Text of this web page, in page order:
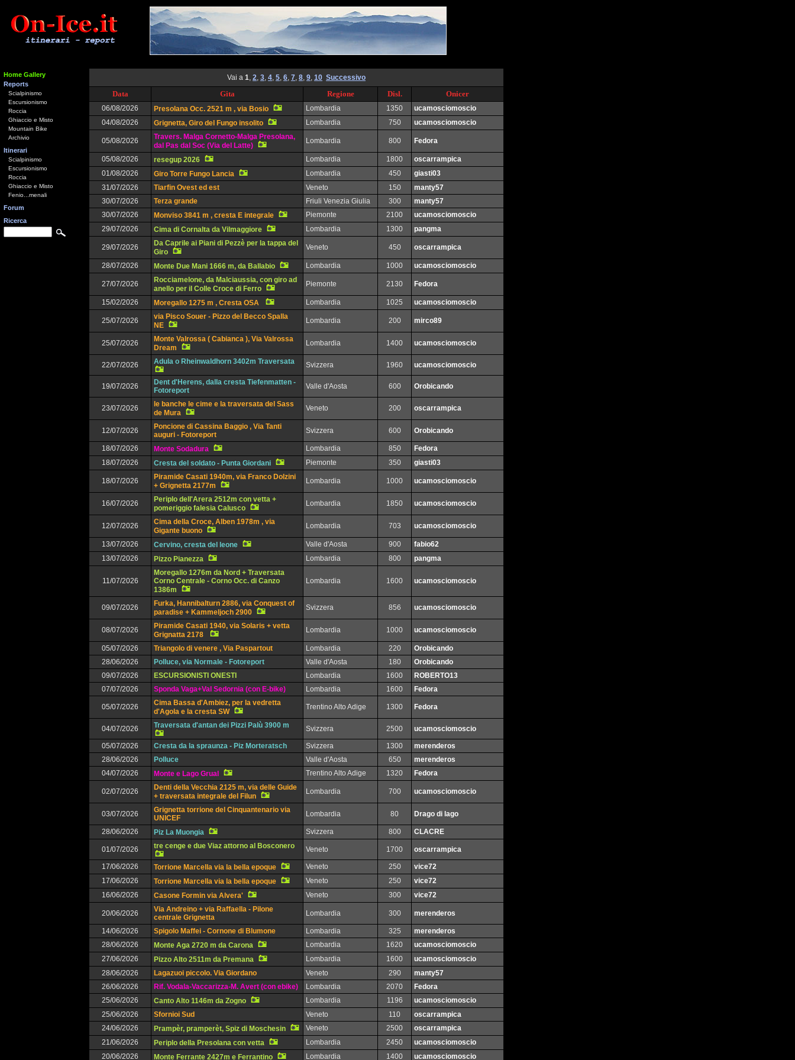
Home Gallery
Reports
Scialpinismo
Escursionismo
Roccia
Ghiaccio e Misto
Mountain Bike
Archivio
Itinerari
Scialpinismo
Escursionismo
Roccia
Ghiaccio e Misto
Fenio...menali
Forum
Ricerca
Vai a 1, 2, 3, 4, 5, 6, 7, 8, 9, 10 Successivo
Data Gita Regione Disl. Onicer
06/08/2026 Presolana Occ. 2521 m , via Bosio Lombardia 1350
ucamosciomoscio
04/08/2026
Grignetta, Giro del Fungo insolito Lombardia 750 ucamosciomoscio
05/08/2026
Travers. Malga Cornetto-Malga Presolana,
dal Pas dal Soc (Via del Latte)
Lombardia 800 Fedora
05/08/2026 resegup 2026 Lombardia 1800
oscarrampica
01/08/2026
Giro Torre Fungo Lancia Lombardia 450
giasti03
31/07/2026
Tiarfin Ovest ed est Veneto 150
manty57
30/07/2026
Terza grande Friuli Venezia Giulia 300
manty57
30/07/2026
Monviso 3841 m , cresta E integrale Piemonte 2100
ucamosciomoscio
29/07/2026
Cima di Cornalta da Vilmaggiore Lombardia 1300 pangma
29/07/2026
Da Caprile ai Piani di Pezzè per la tappa del
Giro
Veneto 450 oscarrampica
28/07/2026 Monte Due Mani 1666 m, da Ballabio Lombardia 1000 ucamosciomoscio
27/07/2026
Rocciamelone, da Malciaussia, con giro ad
anello per il Colle Croce di Ferro
Piemonte 2130 Fedora
15/02/2026 Moregallo 1275 m , Cresta OSA Lombardia 1025 ucamosciomoscio
25/07/2026
via Pisco Souer - Pizzo del Becco Spalla
NE
Lombardia 200 mirco89
25/07/2026
Monte Valrossa ( Cabianca ), Via Valrossa
Dream
Lombardia 1400 ucamosciomoscio
22/07/2026 Adula o Rheinwaldhorn 3402m Traversata Svizzera 1960 ucamosciomoscio
19/07/2026
Dent d'Herens, dalla cresta Tiefenmatten -
Fotoreport
Valle d'Aosta 600 Orobicando
23/07/2026
le banche le cime e la traversata del Sass
de Mura
Veneto 200 oscarrampica
12/07/2026
Poncione di Cassina Baggio , Via Tanti
auguri - Fotoreport
Svizzera 600 Orobicando
18/07/2026 Monte Sodadura Lombardia 850
Fedora
18/07/2026
Cresta del soldato - Punta Giordani Piemonte 350 giasti03
18/07/2026
Piramide Casati 1940m, via Franco Dolzini
+ Grignetta 2177m
Lombardia 1000 ucamosciomoscio
16/07/2026
Periplo dell'Arera 2512m con vetta +
pomeriggio falesia Calusco
Lombardia 1850 ucamosciomoscio
12/07/2026
Cima della Croce, Alben 1978m , via
Gigante buono
Lombardia 703 ucamosciomoscio
13/07/2026 Cervino, cresta del leone Valle d'Aosta 900
fabio62
13/07/2026
Pizzo Pianezza Lombardia 800 pangma
11/07/2026
Moregallo 1276m da Nord + Traversata
Corno Centrale - Corno Occ. di Canzo
1386m
Lombardia 1600 ucamosciomoscio
09/07/2026
Furka, Hannibalturn 2886, via Conquest of
paradise + Kammeljoch 2900
Svizzera 856 ucamosciomoscio
08/07/2026
Piramide Casati 1940, via Solaris + vetta
Grignatta 2178
Lombardia 1000 ucamosciomoscio
05/07/2026 Triangolo di venere , Via Paspartout Lombardia 220
Orobicando
28/06/2026
Polluce, via Normale - Fotoreport Valle d'Aosta 180
Orobicando
09/07/2026
ESCURSIONISTI ONESTI Lombardia 1600
ROBERTO13
07/07/2026
Sponda Vaga+Val Sedornia (con E-bike) Lombardia 1600 Fedora
05/07/2026
Cima Bassa d'Ambiez, per la vedretta
d'Agola e la cresta SW
Trentino Alto Adige 1300 Fedora
04/07/2026 Traversata d'antan dei Pizzi Palù 3900 m Svizzera 2500 ucamosciomoscio
05/07/2026 Cresta da la spraunza - Piz Morteratsch Svizzera 1300
merenderos
28/06/2026
Polluce Valle d'Aosta 650
merenderos
04/07/2026
Monte e Lago Grual Trentino Alto Adige 1320 Fedora
02/07/2026
Denti della Vecchia 2125 m, via delle Guide
+ traversata integrale del Filun
Lombardia 700 ucamosciomoscio
03/07/2026
Grignetta torrione del Cinquantenario via
UNICEF
Lombardia 80 Drago di lago
28/06/2026 Piz La Muongia Svizzera 800 CLACRE
01/07/2026 tre cenge e due Viaz attorno al Bosconero Veneto 1700 oscarrampica
17/06/2026 Torrione Marcella via la bella epoque Veneto 250
vice72
17/06/2026
Torrione Marcella via la bella epoque Veneto 250
vice72
16/06/2026
Casone Formin via Alvera' Veneto 300 vice72
20/06/2026
Via Andreino + via Raffaella - Pilone
centrale Grignetta
Lombardia 300 merenderos
14/06/2026 Spigolo Maffei - Cornone di Blumone Lombardia 325
merenderos
28/06/2026
Monte Aga 2720 m da Carona Lombardia 1620
ucamosciomoscio
27/06/2026
Pizzo Alto 2511m da Premana Lombardia 1600
ucamosciomoscio
28/06/2026
Lagazuoi piccolo. Via Giordano Veneto 290
manty57
26/06/2026
Rif. Vodala-Vaccarizza-M. Avert (con ebike) Lombardia 2070
Fedora
25/06/2026
Canto Alto 1146m da Zogno Lombardia 1196
ucamosciomoscio
25/06/2026
Sfornioi Sud Veneto 110
oscarrampica
24/06/2026
Prampèr, pramperèt, Spiz di Moschesin Veneto 2500
oscarrampica
21/06/2026
Periplo della Presolana con vetta Lombardia 2450
ucamosciomoscio
20/06/2026
Monte Ferrante 2427m e Ferrantino Lombardia 1400 ucamosciomoscio